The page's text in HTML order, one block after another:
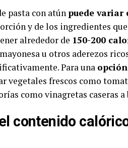
pasta con atún puede variar
y de los ingredientes
alrededor de 150-200
u otros aderezos
Para una
vegetales frescos como
como vinagretas caseras
contenido